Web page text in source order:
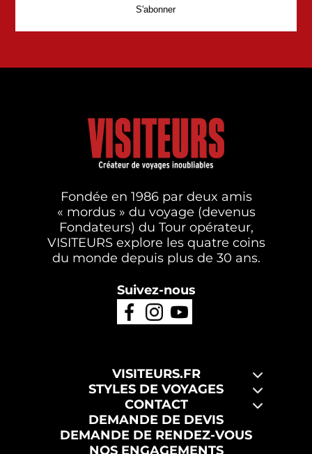
Fondée en 1986 par deux amis
« mordus » du voyage (devenus
Fondateurs) du Tour opérateur,
VISITEURS explore les quatre coins
du monde depuis plus de 30 ans.
Suivez-nous
VISITEURS.FR
STYLES DE VOYAGES
CONTACT
DEMANDE DE DEVIS
DEMANDE DE RENDEZ-VOUS
NOS ENGAGEMENTS